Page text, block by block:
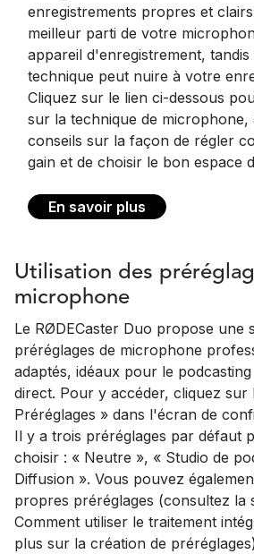
enregistrements propres et
meilleur parti de votre
appareil d'enregistrement,
technique peut nuire à votre
Cliquez sur le lien ci-dessous
sur la technique de microphone,
conseils sur la façon de régler
gain et de choisir le bon espace
En savoir plus
Utilisation des
microphone
Le RØDECaster Duo propose une
préréglages de microphone
adaptés, idéaux pour le
direct. Pour y accéder, cliquez sur
Préréglages » dans l'écran de
Il y a trois préréglages par défaut
choisir : « Neutre », « Studio de
Diffusion ». Vous pouvez
propres préréglages (consultez la
Comment utiliser le traitement
plus sur la création de